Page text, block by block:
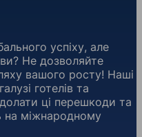
успіху, але
Не дозволяйте
вашого росту! Наші
готелів та
ці перешкоди та
на міжнародному